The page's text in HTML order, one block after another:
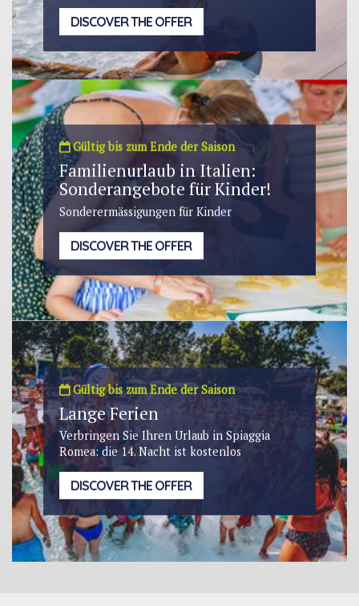
DISCOVER THE OFFER
Gültig bis zum Ende der Saison
Familienurlaub in Italien:
Sonderangebote für Kinder!
Sonderermässigungen für Kinder
DISCOVER THE OFFER
Gültig bis zum Ende der Saison
Lange Ferien
Verbringen Sie Ihren Urlaub in Spiaggia
Romea: die 14. Nacht ist kostenlos
DISCOVER THE OFFER